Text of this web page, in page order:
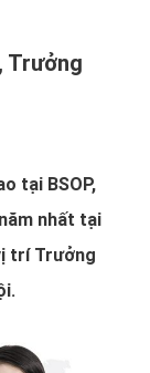
Trưởng
tại BSOP,
nhất tại
trí Trưởng